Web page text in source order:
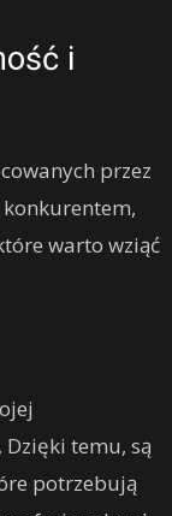
i
przez
warto wziąć
temu, są
potrzebują